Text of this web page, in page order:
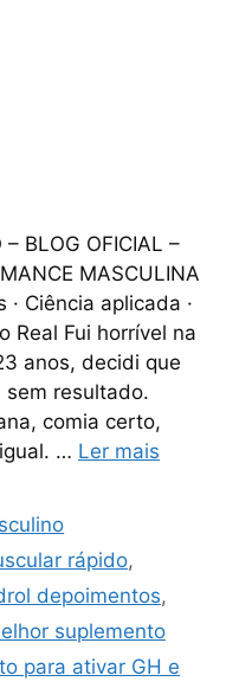
BLOG OFICIAL –
MASCULINA
Ciência aplicada ·
Real Fui horrível na
anos, decidi que
resultado.
comia certo,
… Ler mais
rápido,
depoimentos,
suplemento
para ativar GH e